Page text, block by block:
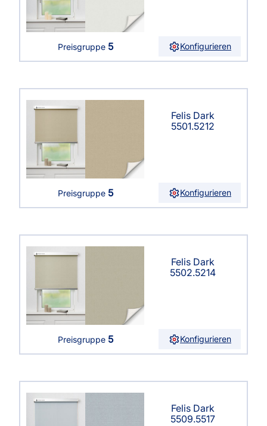
Preisgruppe 5 Konfigurieren
Felis Dark
5501.5212
Preisgruppe 5 Konfigurieren
Felis Dark
5502.5214
Preisgruppe 5 Konfigurieren
Felis Dark
5509.5517